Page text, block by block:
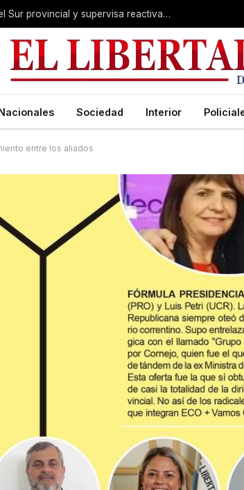
Valdés acelera el blindaje hídrico en el Sur provincial y supervisa reactivación de ruta
Sociedad Interior
entre los aliados